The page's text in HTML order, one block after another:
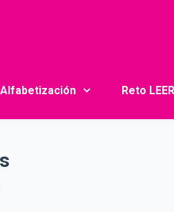
Alfabetización Reto